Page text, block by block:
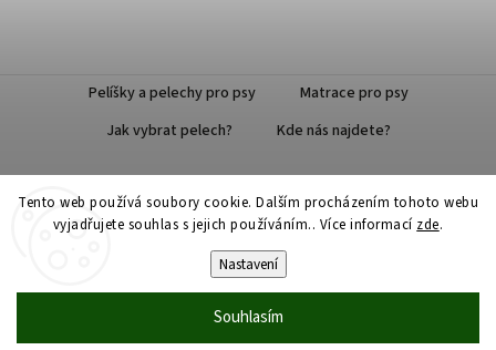
Tento web používá soubory cookie. Dalším procházením tohoto webu
vyjadřujete souhlas s jejich používáním.. Více informací zde.
Nastavení
Souhlasím
Pelíšky a pelechy pro psy
Matrace pro psy
Jak vybrat pelech?
Kde nás najdete?
Doprava zdarma